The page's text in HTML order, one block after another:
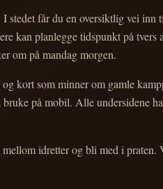
får du en oversiktlig vei
kan planlegge tidspunkt på
om på mandag morgen.
kort som minner om gamle
på mobil. Alle
idretter og bli med i